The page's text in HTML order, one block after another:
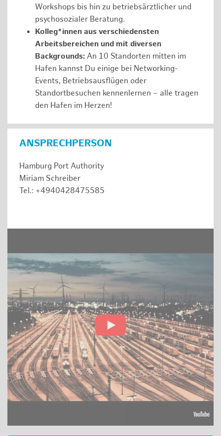
Workshops bis hin zu betriebsärztlicher und
psychosozialer Beratung.
Kolleg*innen aus verschiedensten
Arbeitsbereichen und mit diversen
Backgrounds: An 10 Standorten mitten im
Hafen kannst Du einige bei Networking-
Events, Betriebsausflügen oder
Standortbesuchen kennenlernen – alle tragen
den Hafen im Herzen!
ANSPRECHPERSON
Hamburg Port Authority
Miriam Schreiber
Tel.: +4940428475585